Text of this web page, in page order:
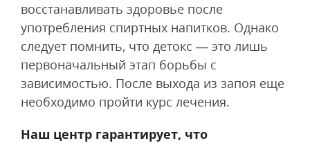
восстанавливать здоровье после
употребления спиртных напитков. Однако
следует помнить, что детокс — это лишь
первоначальный этап борьбы с
зависимостью. После выхода из запоя еще
необходимо пройти курс лечения.
Наш центр гарантирует, что